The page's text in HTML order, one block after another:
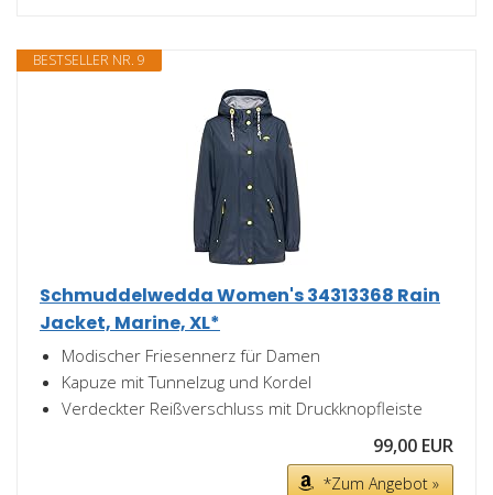
BESTSELLER NR. 9
Schmuddelwedda Women's 34313368 Rain
Jacket, Marine, XL*
Modischer Friesennerz für Damen
Kapuze mit Tunnelzug und Kordel
Verdeckter Reißverschluss mit Druckknopfleiste
99,00 EUR
*Zum Angebot »